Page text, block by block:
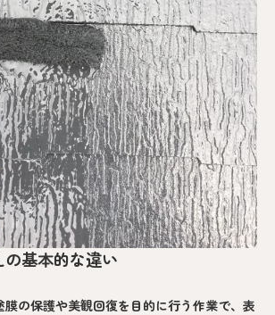
基本的な違い
の保護や美観回復を目的に行う作業で、表